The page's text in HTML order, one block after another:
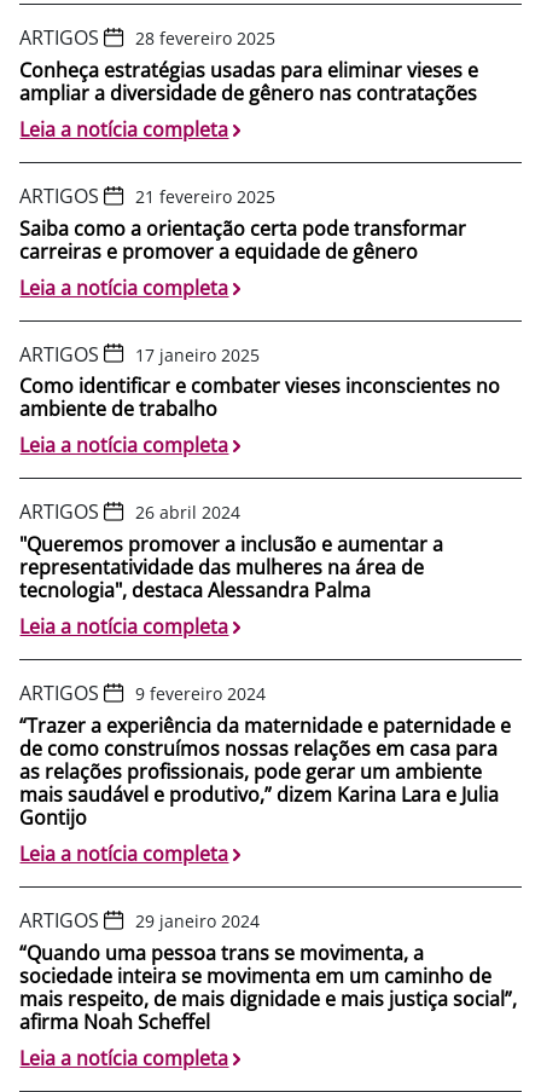
ARTIGOS 28 fevereiro 2025
Conheça estratégias usadas para eliminar vieses e
ampliar a diversidade de gênero nas contratações
Leia a notícia completa
ARTIGOS 21 fevereiro 2025
Saiba como a orientação certa pode transformar
carreiras e promover a equidade de gênero
Leia a notícia completa
ARTIGOS 17 janeiro 2025
Como identificar e combater vieses inconscientes no
ambiente de trabalho
Leia a notícia completa
ARTIGOS 26 abril 2024
"Queremos promover a inclusão e aumentar a
representatividade das mulheres na área de
tecnologia", destaca Alessandra Palma
Leia a notícia completa
ARTIGOS 9 fevereiro 2024
“Trazer a experiência da maternidade e paternidade e
de como construímos nossas relações em casa para
as relações profissionais, pode gerar um ambiente
mais saudável e produtivo,” dizem Karina Lara e Julia
Gontijo
Leia a notícia completa
ARTIGOS 29 janeiro 2024
“Quando uma pessoa trans se movimenta, a
sociedade inteira se movimenta em um caminho de
mais respeito, de mais dignidade e mais justiça social”,
afirma Noah Scheffel
Leia a notícia completa